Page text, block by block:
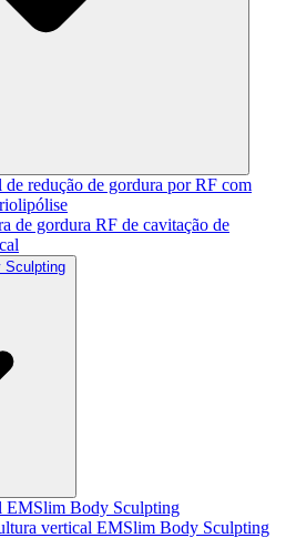
redução de gordura por RF com
de gordura RF de cavitação de
Sculpting
EMSlim Body Sculpting
vertical EMSlim Body Sculpting